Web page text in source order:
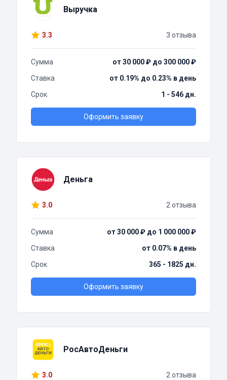
Выручка
3.3 3 отзыва
Сумма
от 30 000 ₽ до 300 000 ₽
Ставка
от 0.19% до 0.23% в день
Срок
1 - 546 дн.
Оформить заявку
Деньга
3.0 2 отзыва
Сумма
от 30 000 ₽ до 1 000 000 ₽
Ставка
от 0.07% в день
Срок
365 - 1825 дн.
Оформить заявку
РосАвтоДеньги
3.0 2 отзыва